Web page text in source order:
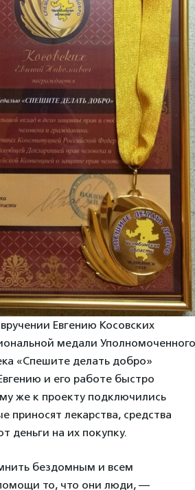
Евгению Косовских
медали Уполномоченного
«Спешите делать добро»
и его работе быстро
же к проекту подключились
приносят лекарства, средства
деньги на их покупку.
бездомным и всем
то, что они люди, —